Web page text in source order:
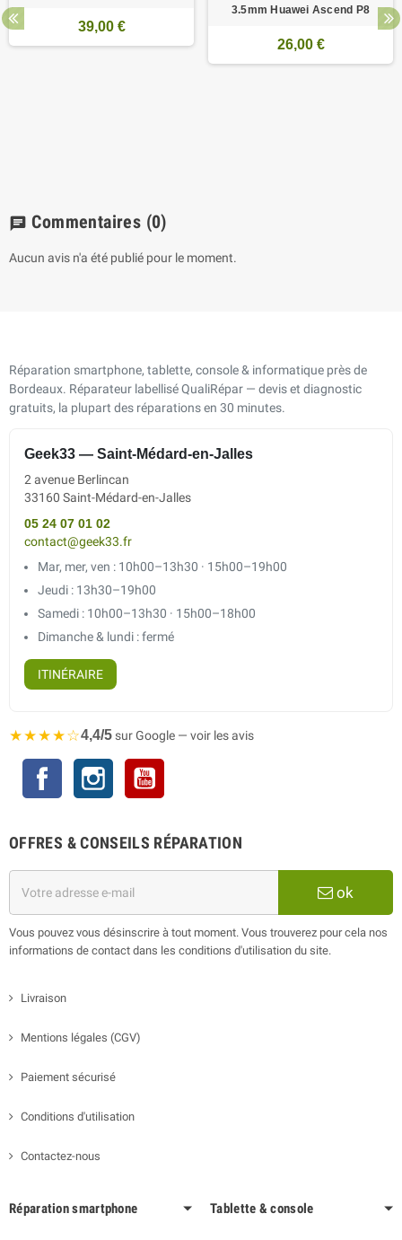
39,00 €
3.5mm Huawei Ascend P8
26,00 €
chat Commentaires (0)
Aucun avis n'a été publié pour le moment.
Réparation smartphone, tablette, console & informatique près de
Bordeaux. Réparateur labellisé QualiRépar — devis et diagnostic
gratuits, la plupart des réparations en 30 minutes.
Geek33 — Saint-Médard-en-Jalles
2 avenue Berlincan
33160 Saint-Médard-en-Jalles
05 24 07 01 02
contact@geek33.fr
Mar, mer, ven : 10h00–13h30 · 15h00–19h00
Jeudi : 13h30–19h00
Samedi : 10h00–13h30 · 15h00–18h00
Dimanche & lundi : fermé
ITINÉRAIRE
★★★★☆4,4/5sur Google — voir les avis
Facebook Instagram
OFFRES & CONSEILS RÉPARATION
ok
Vous pouvez vous désinscrire à tout moment. Vous trouverez pour cela nos
informations de contact dans les conditions d'utilisation du site.
Livraison
Mentions légales (CGV)
Paiement sécurisé
Conditions d'utilisation
Contactez-nous
Réparation smartphone Tablette & console